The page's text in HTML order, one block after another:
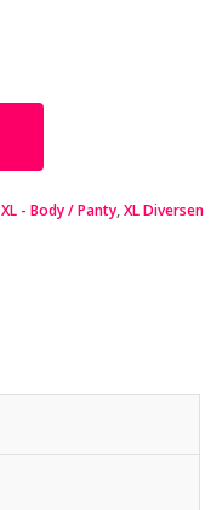
XL - Body / Panty,XL Diversen